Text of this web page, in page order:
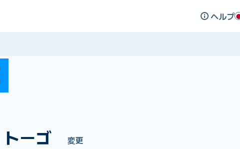
ヘルプ
トーゴ 変更